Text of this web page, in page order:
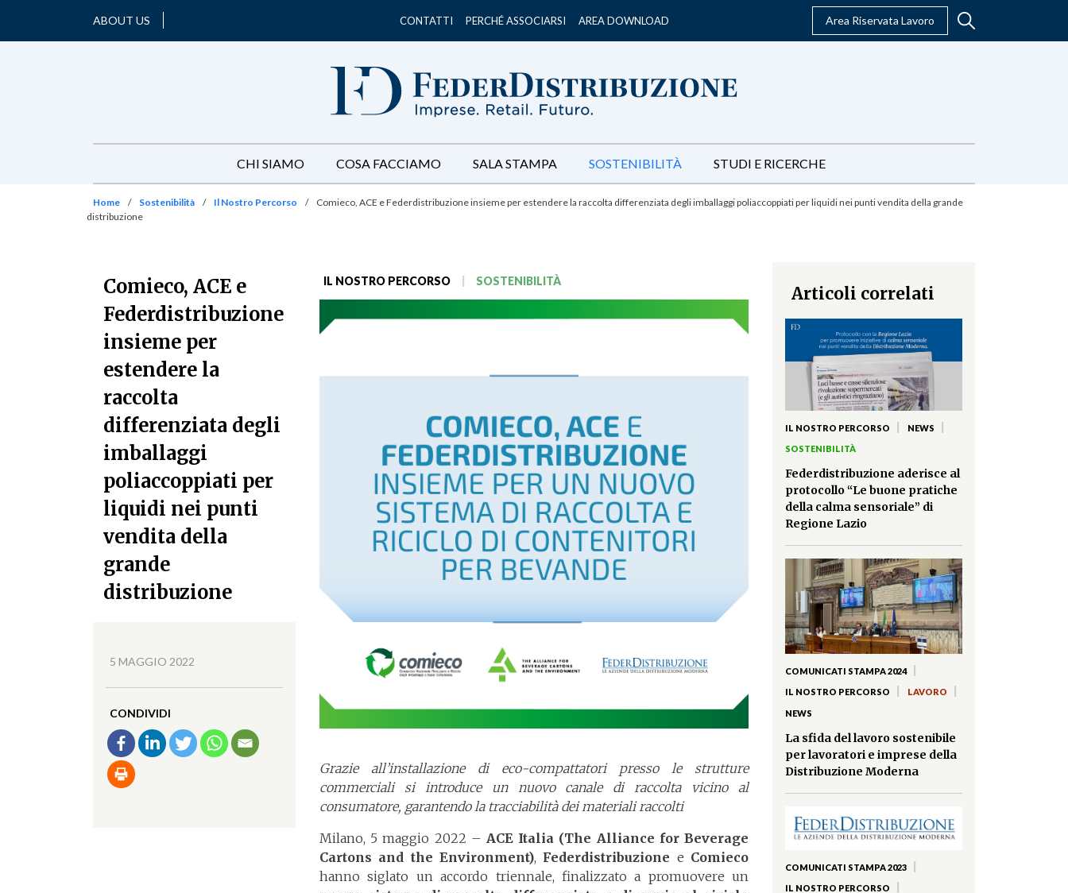
ABOUT US CONTATTI PERCHÉ ASSOCIARSI AREA DOWNLOAD Area Riservata Lavoro
CHI SIAMO COSA FACCIAMO SALA STAMPA SOSTENIBILITÀ STUDI E RICERCHE
Home / Sostenibilità / Il Nostro Percorso /
Comieco, ACE e Federdistribuzione insieme per estendere la raccolta differenziata degli imballaggi poliaccoppiati per liquidi nei punti vendita della grande
distribuzione
Comieco, ACE e
Federdistribuzione
insieme per
estendere la
raccolta
differenziata degli
imballaggi
poliaccoppiati per
liquidi nei punti
vendita della
grande
distribuzione
5 MAGGIO 2022
CONDIVIDI
IL NOSTRO PERCORSO SOSTENIBILITÀ
Grazie all’installazione di eco-compattatori presso le strutture
commerciali si introduce
un nuovo canale di raccolta vicino al
consumatore, garantendo la tracciabilità dei materiali raccolti
Milano, 5 maggio 2022 – ACE Italia (The Alliance for Beverage
Cartons and the Environment), Federdistribuzione e Comieco
hanno siglato un accordo triennale, finalizzato a promuovere un
Articoli correlati
IL NOSTRO PERCORSO NEWS
SOSTENIBILITÀ
Federdistribuzione aderisce al
protocollo “Le buone pratiche
della calma sensoriale” di
Regione Lazio
COMUNICATI STAMPA 2024
IL NOSTRO PERCORSO LAVORO
NEWS
La sfida del lavoro sostenibile
per lavoratori e imprese della
Distribuzione Moderna
COMUNICATI STAMPA 2023
IL NOSTRO PERCORSO